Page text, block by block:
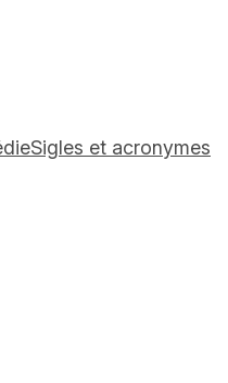
Sigles et acronymes